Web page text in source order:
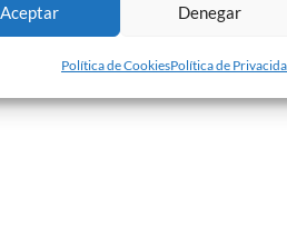
Aceptar Denegar
Política de CookiesPolítica de